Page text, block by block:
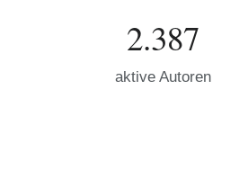
2.387
aktive Autoren